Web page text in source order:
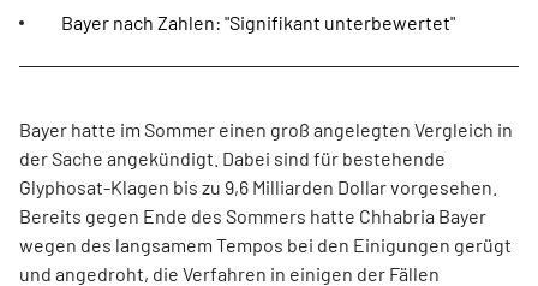
Bayer nach Zahlen: "Signifikant unterbewertet"
Bayer hatte im Sommer einen groß angelegten Vergleich in
der Sache angekündigt. Dabei sind für bestehende
Glyphosat-Klagen bis zu 9,6 Milliarden Dollar vorgesehen.
Bereits gegen Ende des Sommers hatte Chhabria Bayer
wegen des langsamem Tempos bei den Einigungen gerügt
und angedroht, die Verfahren in einigen der Fällen